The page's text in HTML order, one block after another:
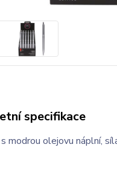
specifikace
modrou olejovu náplní,